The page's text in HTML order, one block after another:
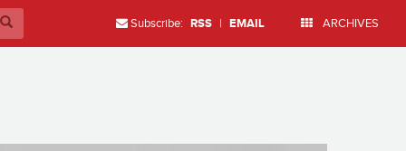
Subscribe: RSS | EMAIL ARCHIVES